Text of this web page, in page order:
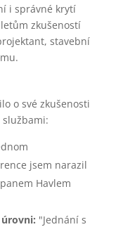
i správné krytí
zkušeností
stavební
o své zkušenosti
jsem narazil
Havlem
"Jednání s